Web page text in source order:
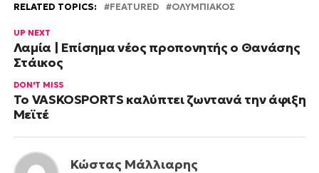
RELATED TOPICS: FEATURED ΟΛΥΜΠΙΑΚΟΣ
UP NEXT
Λαμία | Επίσημα νέος προπονητής ο Θανάσης
Στάικος
DON'T MISS
Το VASKOSPORTS καλύπτει ζωντανά την άφιξη
Μεϊτέ
Κώστας Μάλλιαρης